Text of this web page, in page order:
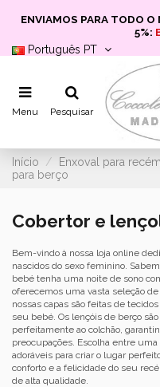
ENVIAMOS PARA TODO
5%:
Português PT
Menu Pesquisar
Início Enxoval para
para berço
Cobertor e
Bem-vindo à nossa loja online
nascidos do sexo feminino.
bebé tenha uma noite de sono
oferecemos uma vasta seleção
nossas capas são feitas de
seu bebé. Os lençóis de berço
perfeitamente ao colchão,
preocupações. Escolha entre
adoráveis para criar o lugar
conforto e a felicidade do seu
de alta qualidade.